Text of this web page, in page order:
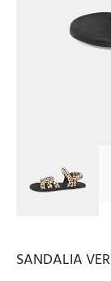
SANDALIA